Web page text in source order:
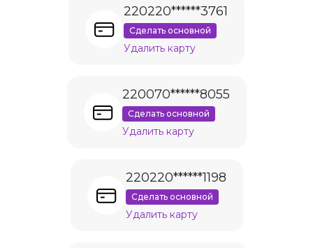
220220******3761
Сделать основной
Удалить карту
220070******8055
Сделать основной
Удалить карту
220220******1198
Сделать основной
Удалить карту